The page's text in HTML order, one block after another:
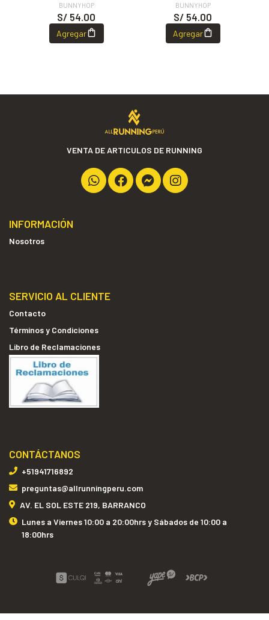
BUNNYHOP
S/ 54.00
Agregar
BUNNYHOP
S/ 54.00
Agregar
VENTA DE ARTICULOS DE RUNNING
INFORMACIÓN
Nosotros
SERVICIO AL CLIENTE
Contacto
Términos y Condiciones
Libro de Reclamaciones
CONTÁCTANOS
+51941716892
preguntas@allrunningperu.com
AV. EL SOL ESTE 219, BARRANCO
Lunes a Viernes 10:00 a 20:00hrs y Sábados de 10:00 a
18:00hrs